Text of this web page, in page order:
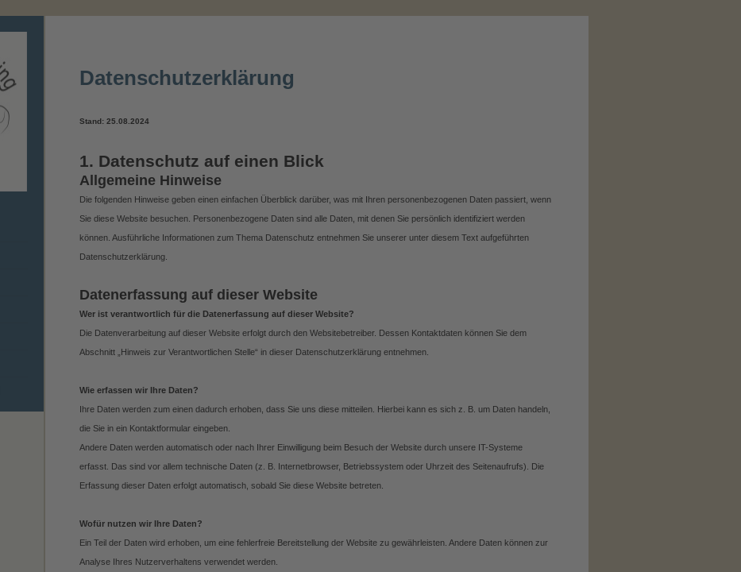
Datenschutzerklärung
Stand: 25.08.2024
1. Datenschutz auf einen Blick
Allgemeine Hinweise
Die folgenden Hinweise geben einen einfachen Überblick darüber, was mit Ihren personenbezogenen Daten passiert, wenn
Sie diese Website besuchen. Personenbezogene Daten sind alle Daten, mit denen Sie persönlich identifiziert werden
können. Ausführliche Informationen zum Thema Datenschutz entnehmen Sie unserer unter diesem Text aufgeführten
Datenschutzerklärung.
Datenerfassung auf dieser Website
Wer ist verantwortlich für die Datenerfassung auf dieser Website?
Die Datenverarbeitung auf dieser Website erfolgt durch den Websitebetreiber. Dessen Kontaktdaten können Sie dem
Abschnitt „Hinweis zur Verantwortlichen Stelle“ in dieser Datenschutzerklärung entnehmen.
Wie erfassen wir Ihre Daten?
Ihre Daten werden zum einen dadurch erhoben, dass Sie uns diese mitteilen. Hierbei kann es sich z. B. um Daten handeln,
die Sie in ein Kontaktformular eingeben.
Andere Daten werden automatisch oder nach Ihrer Einwilligung beim Besuch der Website durch unsere IT-Systeme
erfasst. Das sind vor allem technische Daten (z. B. Internetbrowser, Betriebssystem oder Uhrzeit des Seitenaufrufs). Die
Erfassung dieser Daten erfolgt automatisch, sobald Sie diese Website betreten.
Wofür nutzen wir Ihre Daten?
Ein Teil der Daten wird erhoben, um eine fehlerfreie Bereitstellung der Website zu gewährleisten. Andere Daten können zur
Analyse Ihres Nutzerverhaltens verwendet werden.